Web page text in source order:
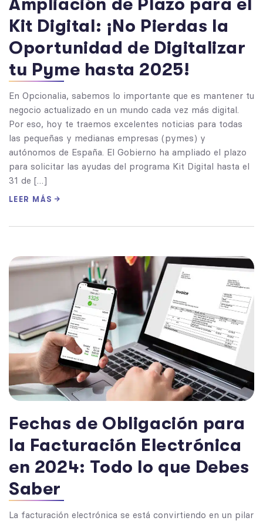
Ampliación de Plazo para el
Kit Digital: ¡No Pierdas la
Oportunidad de Digitalizar
tu Pyme hasta 2025!
En Opcionalia, sabemos lo importante que es mantener tu
negocio actualizado en un mundo cada vez más digital.
Por eso, hoy te traemos excelentes noticias para todas
las pequeñas y medianas empresas (pymes) y
autónomos de España. El Gobierno ha ampliado el plazo
para solicitar las ayudas del programa Kit Digital hasta el
31 de […]
LEER MÁS
Fechas de Obligación para
la Facturación Electrónica
en 2024: Todo lo que Debes
Saber
La facturación electrónica se está convirtiendo en un pilar